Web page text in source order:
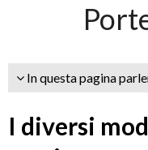
In questa pagina
I diversi